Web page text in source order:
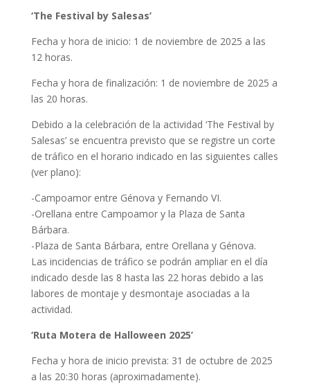
‘The Festival by Salesas’
Fecha y hora de inicio: 1 de noviembre de 2025 a las
12 horas.
Fecha y hora de finalización: 1 de noviembre de 2025 a
las 20 horas.
Debido a la celebración de la actividad ‘The Festival by
Salesas’ se encuentra previsto que se registre un corte
de tráfico en el horario indicado en las siguientes calles
(ver plano):
-Campoamor entre Génova y Fernando VI.
-Orellana entre Campoamor y la Plaza de Santa
Bárbara.
-Plaza de Santa Bárbara, entre Orellana y Génova.
Las incidencias de tráfico se podrán ampliar en el día
indicado desde las 8 hasta las 22 horas debido a las
labores de montaje y desmontaje asociadas a la
actividad.
‘Ruta Motera de Halloween 2025’
Fecha y hora de inicio prevista: 31 de octubre de 2025
a las 20:30 horas (aproximadamente).